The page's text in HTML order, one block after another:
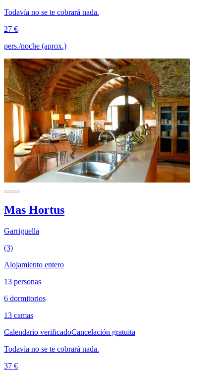
Todavía no se te cobrará nada.
27 €
pers./noche (aprox.)
Mas Hortus
Garriguella
(3)
Alojamiento entero
13 personas
6 dormitorios
13 camas
Calendario verificadoCancelación gratuita
Todavía no se te cobrará nada.
37 €